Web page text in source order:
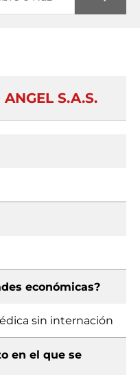
S.A.S.
económicas?
sin internación
en el que se